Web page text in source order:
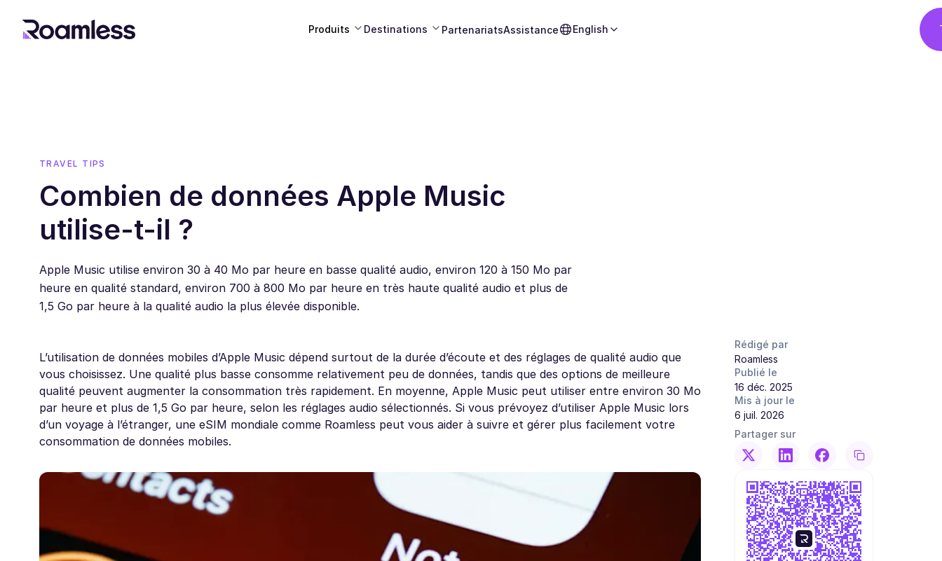
Produits Destinations PartenariatsAssistance English
TRAVEL TIPS
Combien de données Apple Music
utilise-t-il ?
Apple Music utilise environ 30 à 40 Mo par heure en basse qualité audio, environ 120 à 150 Mo par
heure en qualité standard, environ 700 à 800 Mo par heure en très haute qualité audio et plus de
1,5 Go par heure à la qualité audio la plus élevée disponible.
L’utilisation de données mobiles d’Apple Music dépend surtout de la durée d’écoute et des réglages de qualité audio que
vous choisissez. Une qualité plus basse consomme relativement peu de données, tandis que des options de meilleure
qualité peuvent augmenter la consommation très rapidement. En moyenne, Apple Music peut utiliser entre environ 30 Mo
par heure et plus de 1,5 Go par heure, selon les réglages audio sélectionnés. Si vous prévoyez d’utiliser Apple Music lors
d’un voyage à l’étranger, une eSIM mondiale comme Roamless peut vous aider à suivre et gérer plus facilement votre
consommation de données mobiles.
Rédigé par
Roamless
Publié le
16 déc. 2025
Mis à jour le
6 juil. 2026
Partager sur